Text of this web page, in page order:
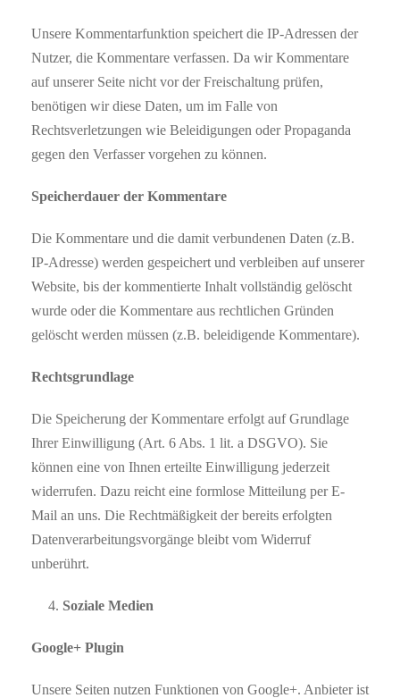
Unsere Kommentarfunktion speichert die IP-Adressen der
Nutzer, die Kommentare verfassen. Da wir Kommentare
auf unserer Seite nicht vor der Freischaltung prüfen,
benötigen wir diese Daten, um im Falle von
Rechtsverletzungen wie Beleidigungen oder Propaganda
gegen den Verfasser vorgehen zu können.
Speicherdauer der Kommentare
Die Kommentare und die damit verbundenen Daten (z.B.
IP-Adresse) werden gespeichert und verbleiben auf unserer
Website, bis der kommentierte Inhalt vollständig gelöscht
wurde oder die Kommentare aus rechtlichen Gründen
gelöscht werden müssen (z.B. beleidigende Kommentare).
Rechtsgrundlage
Die Speicherung der Kommentare erfolgt auf Grundlage
Ihrer Einwilligung (Art. 6 Abs. 1 lit. a DSGVO). Sie
können eine von Ihnen erteilte Einwilligung jederzeit
widerrufen. Dazu reicht eine formlose Mitteilung per E-
Mail an uns. Die Rechtmäßigkeit der bereits erfolgten
Datenverarbeitungsvorgänge bleibt vom Widerruf
unberührt.
Soziale Medien
Google+ Plugin
Unsere Seiten nutzen Funktionen von Google+. Anbieter ist